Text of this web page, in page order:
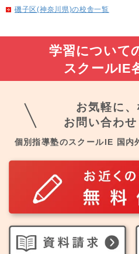
磯子区(神奈川県)の校舎一覧
学習について
スクールIE
お気軽に、
お問い合わせ
個別指導塾のスクールIE 国内